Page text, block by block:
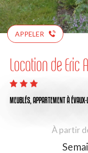
APPELER
Location de Eric
MEUBLÉS, APPARTEMENTÀ
À partir